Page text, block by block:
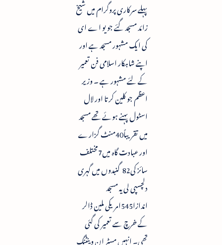
پہلے سرکاری پروگرام میں شیخ
زائد مسجد گئے جو یو اے ای
کی ایک مشہور مسجد ہے اور
اپنے شاہکار اسلامی فن تعمیر
کے لئے مشہور ہے ۔ وزیر
اعظم جو کلین کرتا اور لال
اسٹول پہنے ہوئے تھے مسجد
میں تقریباً40منٹ گزارے
اور عبادت گاہ میں7مختلف
سائز کی82گنبدوں میں گہری
دلچسپی لی یہ مسجد
اندازا545امریکی ملین ڈالر
کے خرچ سے تعمیر کی گئی
تھی۔ انہیں مسٹر ان وینٹنگ